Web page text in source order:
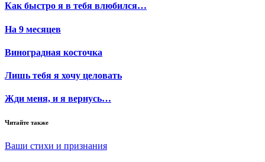
Как быстро я в тебя влюбился…
На 9 месяцев
Виноградная косточка
Лишь тебя я хочу целовать
Жди меня, и я вернусь…
Читайте также
Ваши стихи и признания